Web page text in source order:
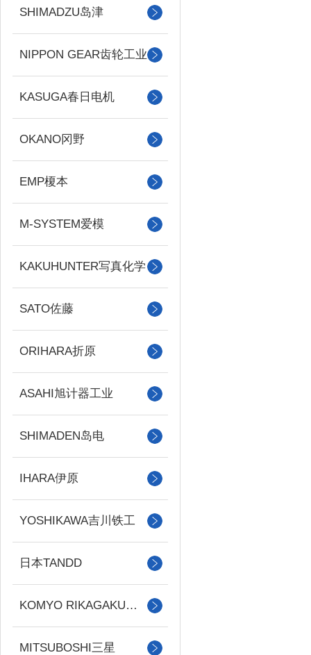
SHIMADZU岛津
NIPPON GEAR齿轮工业
KASUGA春日电机
OKANO冈野
EMP榎本
M-SYSTEM爱模
KAKUHUNTER写真化学
SATO佐藤
ORIHARA折原
ASAHI旭计器工业
SHIMADEN岛电
IHARA伊原
YOSHIKAWA吉川铁工
日本TANDD
KOMYO RIKAGAKU光明理化
MITSUBOSHI三星